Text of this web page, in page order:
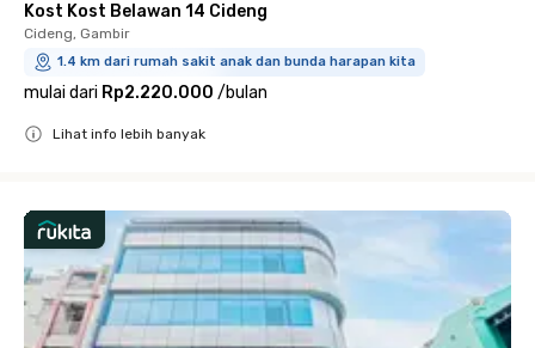
Kost Kost Belawan 14 Cideng
Cideng, Gambir
1.4 km dari rumah sakit anak dan bunda harapan kita
mulai dari Rp2.220.000 /bulan
Lihat info lebih banyak